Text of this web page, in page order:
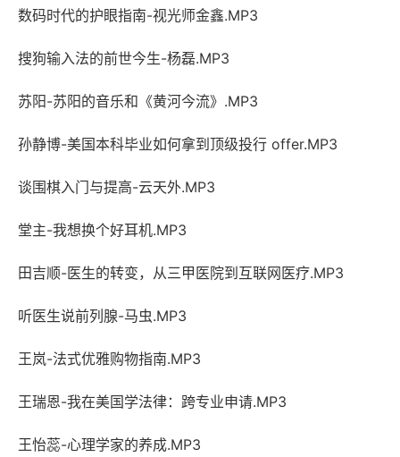
数码时代的护眼指南-视光师金鑫.MP3
搜狗输入法的前世今生-杨磊.MP3
苏阳-苏阳的音乐和《黄河今流》.MP3
孙静博-美国本科毕业如何拿到顶级投行 offer.MP3
谈围棋入门与提高-云天外.MP3
堂主-我想换个好耳机.MP3
田吉顺-医生的转变，从三甲医院到互联网医疗.MP3
听医生说前列腺-马虫.MP3
王岚-法式优雅购物指南.MP3
王瑞恩-我在美国学法律：跨专业申请.MP3
王怡蕊-心理学家的养成.MP3